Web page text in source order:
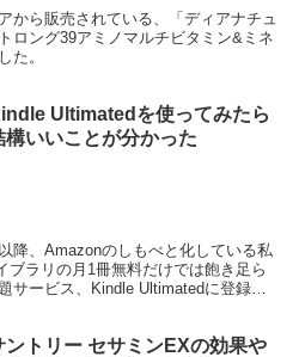
から販売されている、「ディアナチュ
ロング39アミノマルチビタミン&ミネ
た。
Ultimatedを使ってみたら
構いいことが分かった
降、Amazonのしもべと化している私
ブラリの月1冊無料だけでは飽き足ら
サービス、Kindle Ultimatedに登録し
ントリー セサミンEXの効果や